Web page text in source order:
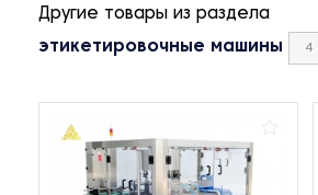
Другие товары из раздела
этикетировочные машины 4